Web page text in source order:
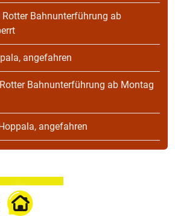
Rotter Bahnunterführung ab
angefahren
Rotter Bahnunterführung ab Montag
angefahren